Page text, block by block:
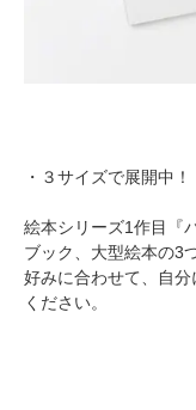
・３サイズで展開中！
絵本シリーズ1作目『
ブック、大型絵本の3
好みに合わせて、自
ください。